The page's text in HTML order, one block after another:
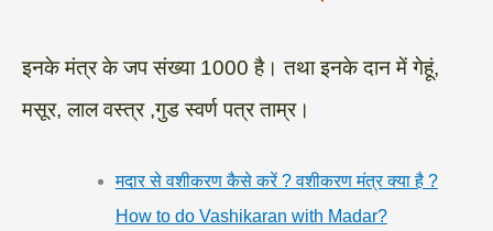
इनके मंत्र के जप संख्या 1000 है। तथा इनके दान में गेहूं,
मसूर, लाल वस्त्र ,गुड स्वर्ण पत्र ताम्र।
मदार से वशीकरण कैसे करें ? वशीकरण मंत्र क्या है ?
How to do Vashikaran with Madar?